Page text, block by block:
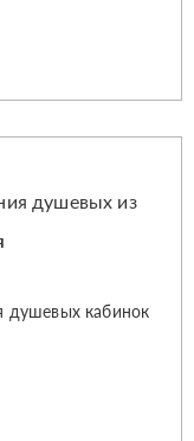
душевых кабинок